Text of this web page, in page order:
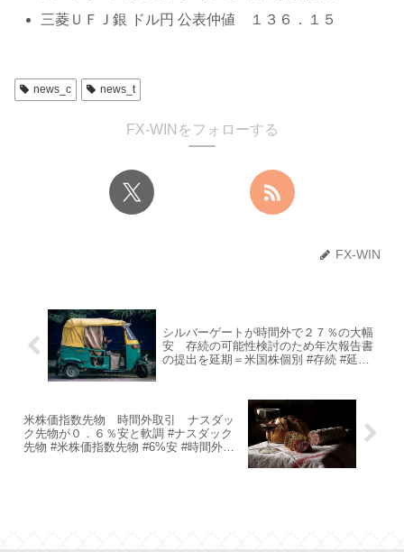
三菱ＵＦＪ銀 ドル円 公表仲値 １３６．１５
news_c news_t
FX-WINをフォローする
FX-WIN
シルバーゲートが時間外で２７％の大幅
安 存続の可能性検討のため年次報告書
の提出を延期＝米国株個別 #存続 #延期 #
米株価指数先物 時間外取引 ナスダッ
ク先物が０．６％安と軟調 #ナスダック
先物 #米株価指数先物 #6%安 #時間外取